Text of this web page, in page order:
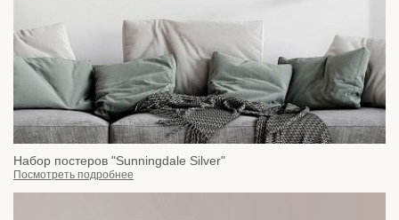
Набор постеров "Sunningdale Silver"
Посмотреть подробнее